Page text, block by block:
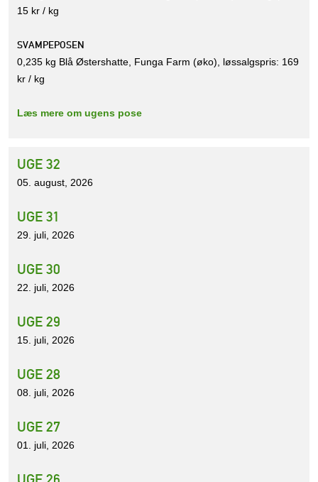
15 kr / kg
SVAMPEPOSEN
0,235 kg Blå Østershatte, Funga Farm (øko), løssalgspris: 169
kr / kg
Læs mere om ugens pose
UGE 32
05. august, 2026
UGE 31
29. juli, 2026
UGE 30
22. juli, 2026
UGE 29
15. juli, 2026
UGE 28
08. juli, 2026
UGE 27
01. juli, 2026